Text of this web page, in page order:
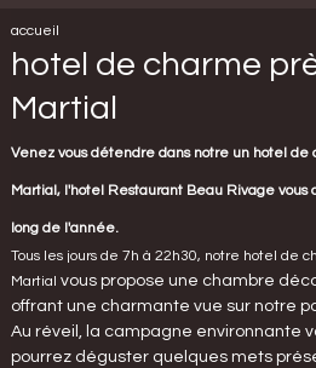
accueil
hotel de charme
Martial
Venez vous détendre dans notre un hotel de
Martial, l'hotel Restaurant Beau Rivage vous
long de l'année.
Tous les jours de 7h à 22h30, notre hotel de
Martial vous propose une chambre
offrant une charmante vue sur notre
Au réveil, la campagne environnante
pourrez déguster quelques mets